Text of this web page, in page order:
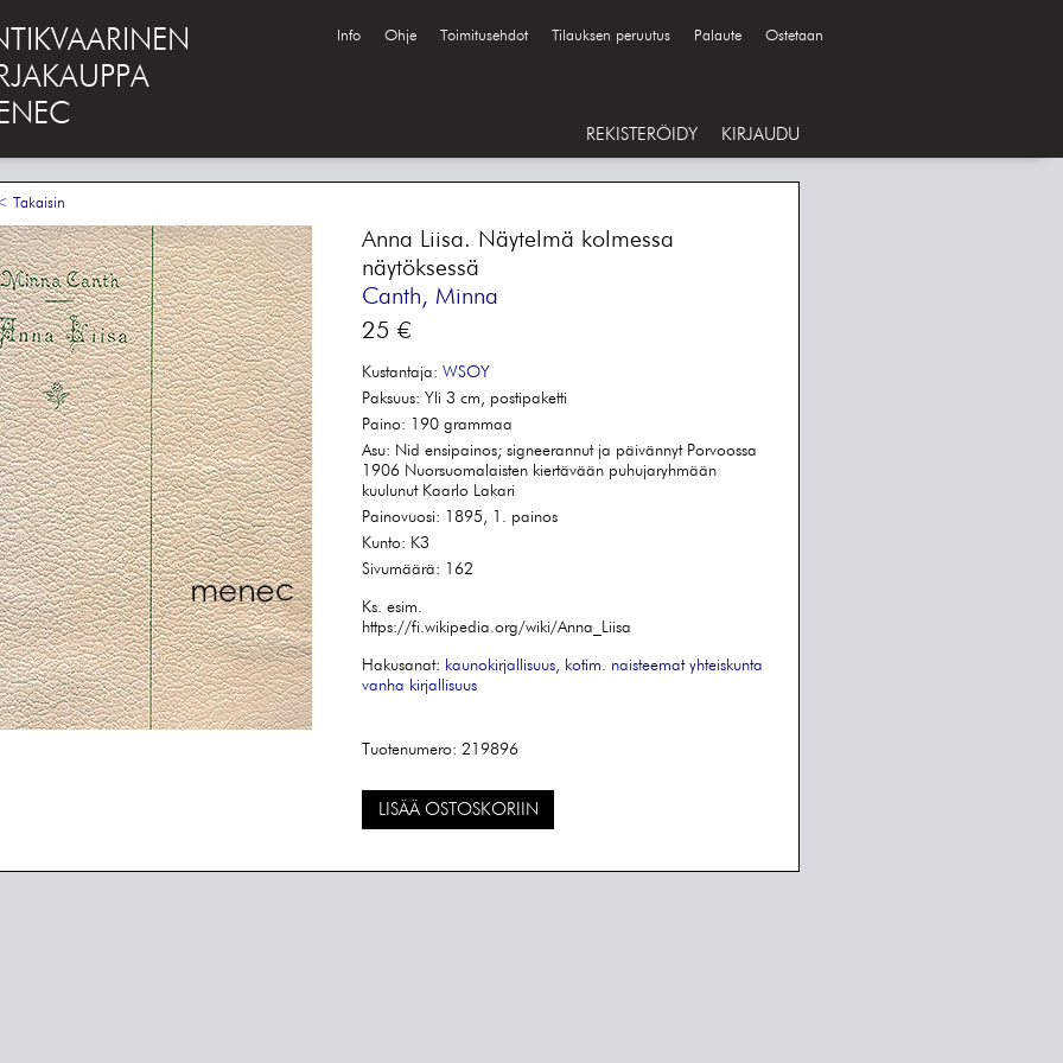
Info Ohje Toimitusehdot Tilauksen peruutus Palaute Ostetaan
REKISTERÖIDY KIRJAUDU
Takaisin
Anna Liisa. Näytelmä kolmessa
näytöksessä
Canth, Minna
25 €
Kustantaja: WSOY
Paksuus: Yli 3 cm, postipaketti
Paino: 190 grammaa
Asu: Nid ensipainos; signeerannut ja päivännyt Porvoossa
1906 Nuorsuomalaisten kiertävään puhujaryhmään
kuulunut Kaarlo Lakari
Painovuosi: 1895, 1. painos
Kunto: K3
Sivumäärä: 162
Ks. esim.
https://fi.wikipedia.org/wiki/Anna_Liisa
Hakusanat: kaunokirjallisuus, kotim. naisteemat yhteiskunta
vanha kirjallisuus
Tuotenumero: 219896
LISÄÄ OSTOSKORIIN